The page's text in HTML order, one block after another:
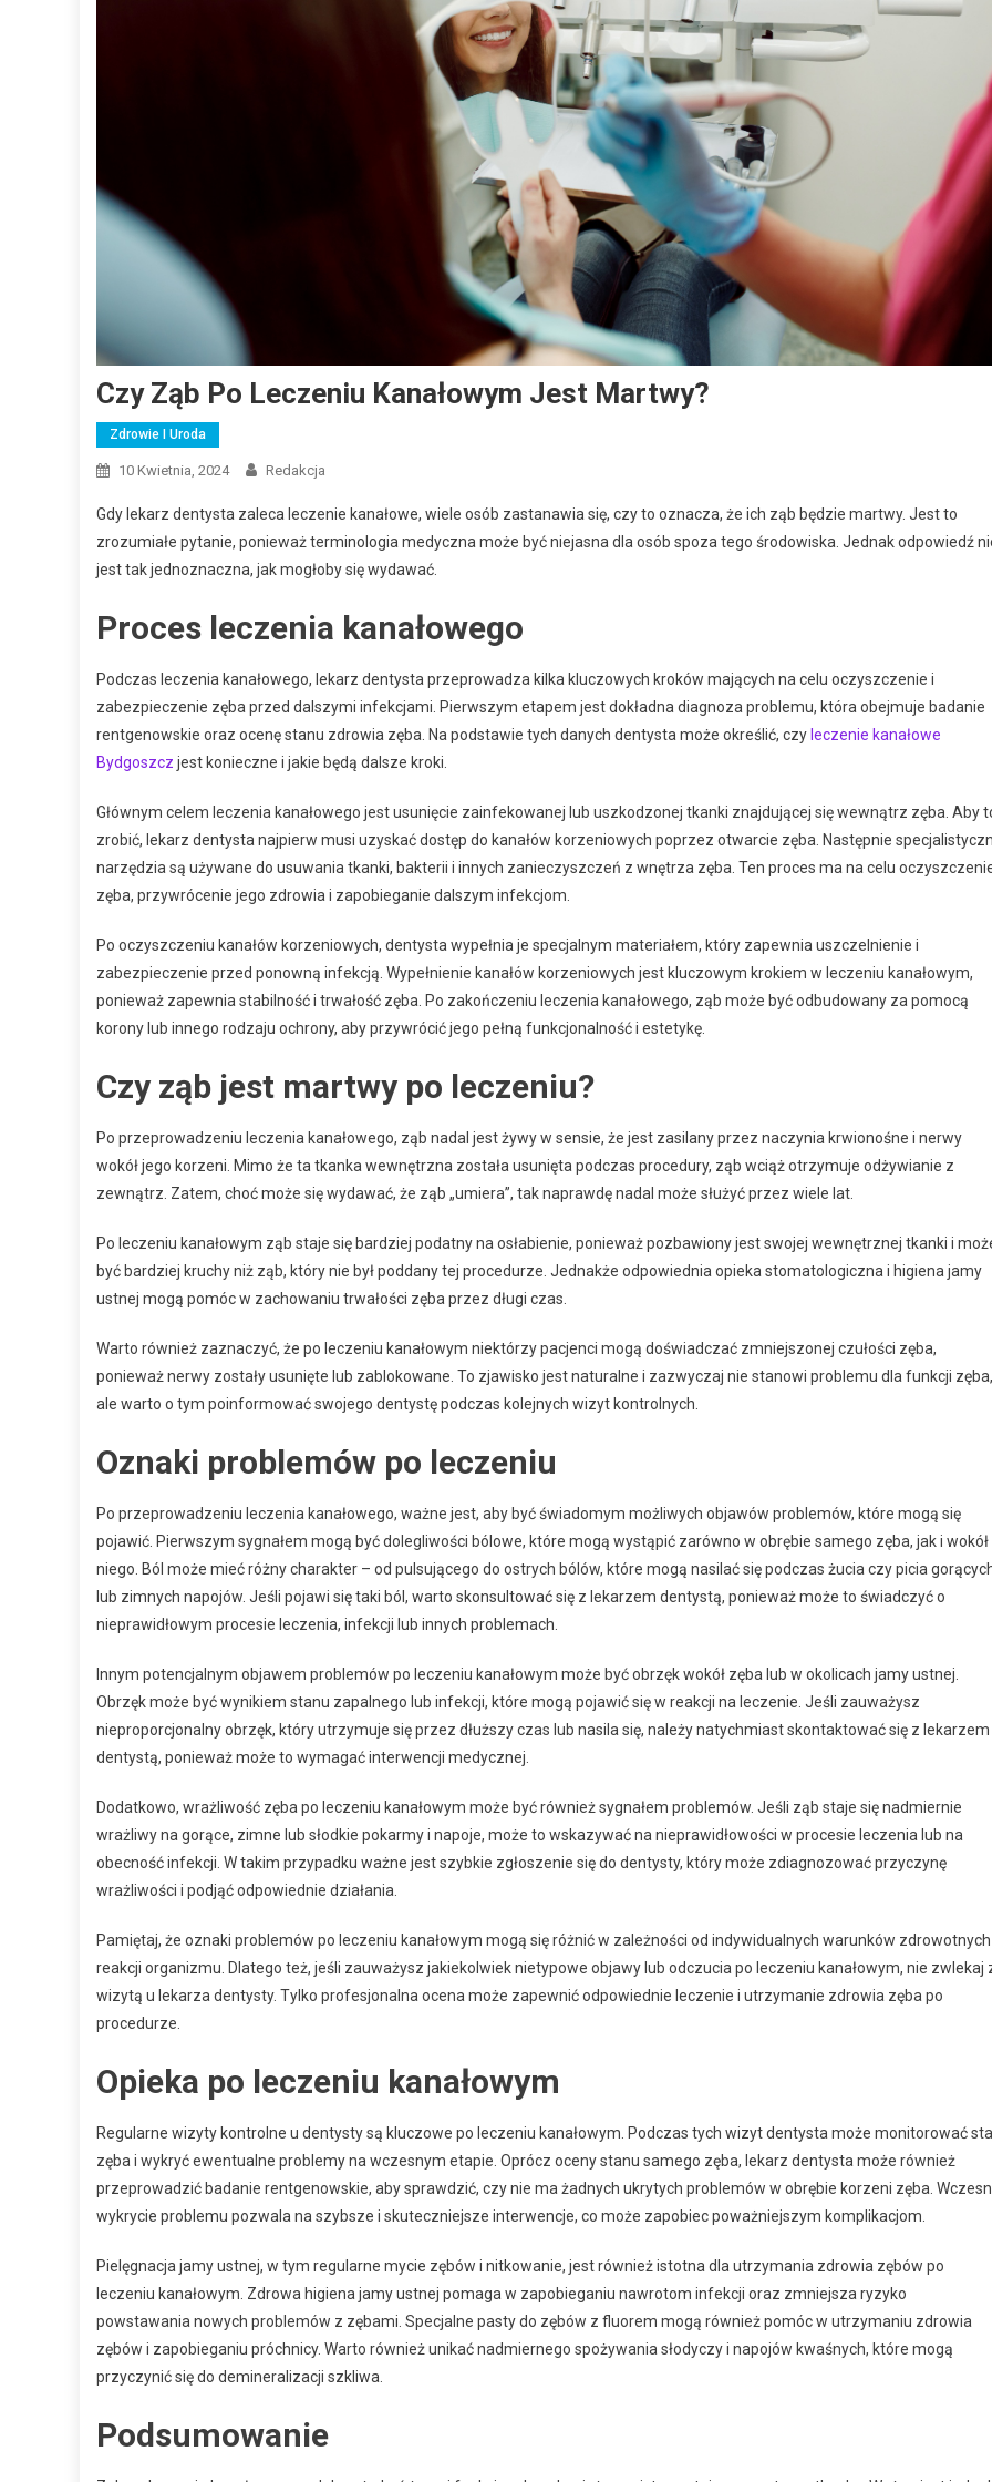
Czy Ząb Po Leczeniu Kanałowym Jest Martwy?
Zdrowie I Uroda
10 Kwietnia, 2024 Redakcja
Gdy lekarz dentysta zaleca leczenie kanałowe, wiele osób zastanawia się, czy to oznacza, że ich ząb będzie martwy. Jest to
zrozumiałe pytanie, ponieważ terminologia medyczna może być niejasna dla osób spoza tego środowiska. Jednak odpowiedź
jest tak jednoznaczna, jak mogłoby się wydawać.
Proces leczenia kanałowego
Podczas leczenia kanałowego, lekarz dentysta przeprowadza kilka kluczowych kroków mających na celu oczyszczenie i
zabezpieczenie zęba przed dalszymi infekcjami. Pierwszym etapem jest dokładna diagnoza problemu, która obejmuje badanie
rentgenowskie oraz ocenę stanu zdrowia zęba. Na podstawie tych danych dentysta może określić, czy leczenie kanałowe
Bydgoszcz jest konieczne i jakie będą dalsze kroki.
Głównym celem leczenia kanałowego jest usunięcie zainfekowanej lub uszkodzonej tkanki znajdującej się wewnątrz zęba. Aby
zrobić, lekarz dentysta najpierw musi uzyskać dostęp do kanałów korzeniowych poprzez otwarcie zęba. Następnie
narzędzia są używane do usuwania tkanki, bakterii i innych zanieczyszczeń z wnętrza zęba. Ten proces ma na celu
zęba, przywrócenie jego zdrowia i zapobieganie dalszym infekcjom.
Po oczyszczeniu kanałów korzeniowych, dentysta wypełnia je specjalnym materiałem, który zapewnia uszczelnienie i
zabezpieczenie przed ponowną infekcją. Wypełnienie kanałów korzeniowych jest kluczowym krokiem w leczeniu kanałowym,
ponieważ zapewnia stabilność i trwałość zęba. Po zakończeniu leczenia kanałowego, ząb może być odbudowany za pomocą
korony lub innego rodzaju ochrony, aby przywrócić jego pełną funkcjonalność i estetykę.
Czy ząb jest martwy po leczeniu?
Po przeprowadzeniu leczenia kanałowego, ząb nadal jest żywy w sensie, że jest zasilany przez naczynia krwionośne i nerwy
wokół jego korzeni. Mimo że ta tkanka wewnętrzna została usunięta podczas procedury, ząb wciąż otrzymuje odżywianie z
zewnątrz. Zatem, choć może się wydawać, że ząb „umiera”, tak naprawdę nadal może służyć przez wiele lat.
Po leczeniu kanałowym ząb staje się bardziej podatny na osłabienie, ponieważ pozbawiony jest swojej wewnętrznej tkanki i
być bardziej kruchy niż ząb, który nie był poddany tej procedurze. Jednakże odpowiednia opieka stomatologiczna i higiena jamy
ustnej mogą pomóc w zachowaniu trwałości zęba przez długi czas.
Warto również zaznaczyć, że po leczeniu kanałowym niektórzy pacjenci mogą doświadczać zmniejszonej czułości zęba,
ponieważ nerwy zostały usunięte lub zablokowane. To zjawisko jest naturalne i zazwyczaj nie stanowi problemu dla funkcji zęba,
ale warto o tym poinformować swojego dentystę podczas kolejnych wizyt kontrolnych.
Oznaki problemów po leczeniu
Po przeprowadzeniu leczenia kanałowego, ważne jest, aby być świadomym możliwych objawów problemów, które mogą się
pojawić. Pierwszym sygnałem mogą być dolegliwości bólowe, które mogą wystąpić zarówno w obrębie samego zęba, jak i wokół
niego. Ból może mieć różny charakter – od pulsującego do ostrych bólów, które mogą nasilać się podczas żucia czy picia
lub zimnych napojów. Jeśli pojawi się taki ból, warto skonsultować się z lekarzem dentystą, ponieważ może to świadczyć o
nieprawidłowym procesie leczenia, infekcji lub innych problemach.
Innym potencjalnym objawem problemów po leczeniu kanałowym może być obrzęk wokół zęba lub w okolicach jamy ustnej.
Obrzęk może być wynikiem stanu zapalnego lub infekcji, które mogą pojawić się w reakcji na leczenie. Jeśli zauważysz
nieproporcjonalny obrzęk, który utrzymuje się przez dłuższy czas lub nasila się, należy natychmiast skontaktować się z lekarzem
dentystą, ponieważ może to wymagać interwencji medycznej.
Dodatkowo, wrażliwość zęba po leczeniu kanałowym może być również sygnałem problemów. Jeśli ząb staje się nadmiernie
wrażliwy na gorące, zimne lub słodkie pokarmy i napoje, może to wskazywać na nieprawidłowości w procesie leczenia lub na
obecność infekcji. W takim przypadku ważne jest szybkie zgłoszenie się do dentysty, który może zdiagnozować przyczynę
wrażliwości i podjąć odpowiednie działania.
Pamiętaj, że oznaki problemów po leczeniu kanałowym mogą się różnić w zależności od indywidualnych warunków zdrowotnych
reakcji organizmu. Dlatego też, jeśli zauważysz jakiekolwiek nietypowe objawy lub odczucia po leczeniu kanałowym, nie zwlekaj
wizytą u lekarza dentysty. Tylko profesjonalna ocena może zapewnić odpowiednie leczenie i utrzymanie zdrowia zęba po
procedurze.
Opieka po leczeniu kanałowym
Regularne wizyty kontrolne u dentysty są kluczowe po leczeniu kanałowym. Podczas tych wizyt dentysta może monitorować
zęba i wykryć ewentualne problemy na wczesnym etapie. Oprócz oceny stanu samego zęba, lekarz dentysta może również
przeprowadzić badanie rentgenowskie, aby sprawdzić, czy nie ma żadnych ukrytych problemów w obrębie korzeni zęba.
wykrycie problemu pozwala na szybsze i skuteczniejsze interwencje, co może zapobiec poważniejszym komplikacjom.
Pielęgnacja jamy ustnej, w tym regularne mycie zębów i nitkowanie, jest również istotna dla utrzymania zdrowia zębów po
leczeniu kanałowym. Zdrowa higiena jamy ustnej pomaga w zapobieganiu nawrotom infekcji oraz zmniejsza ryzyko
powstawania nowych problemów z zębami. Specjalne pasty do zębów z fluorem mogą również pomóc w utrzymaniu zdrowia
zębów i zapobieganiu próchnicy. Warto również unikać nadmiernego spożywania słodyczy i napojów kwaśnych, które mogą
przyczynić się do demineralizacji szkliwa.
Podsumowanie